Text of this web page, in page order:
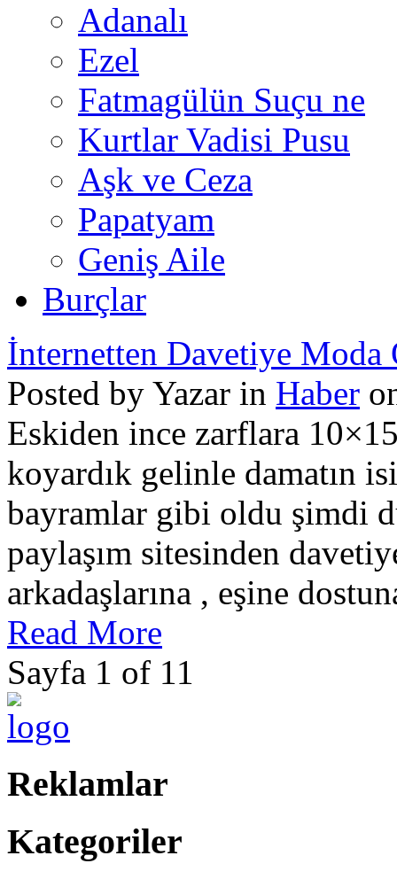
Adanalı
Ezel
Fatmagülün Suçu ne
Kurtlar Vadisi Pusu
Aşk ve Ceza
Papatyam
Geniş Aile
Burçlar
İnternetten Davetiye Moda
Posted by Yazar in Haber
Eskiden ince zarflara
koyardık gelinle damatın
bayramlar gibi oldu şimdi
paylaşım sitesinden
arkadaşlarına , eşine
Read More
Sayfa 1 of 11
Reklamlar
Kategoriler